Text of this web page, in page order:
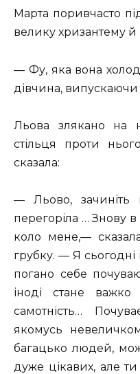
Марта поривчасто
велику хризантему й
— Фу, яка вона
дівчина, випускаючи
Льова злякано на
стільця проти
сказала:
— Льово, зачиніть
перегоріла … Знову
коло мене,—
грубку. — Я сьогодні
погано себе
іноді стане
самотність…
якомусь
багацько людей,
дуже цікавих, але